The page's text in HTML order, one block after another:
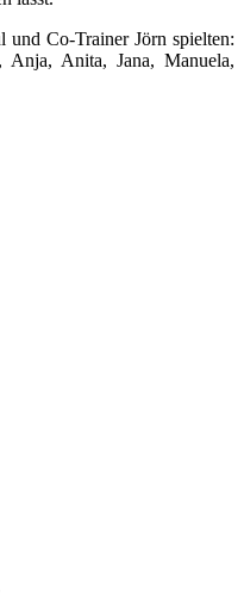
Co-Trainer Jörn spielten:
Anita, Jana, Manuela,